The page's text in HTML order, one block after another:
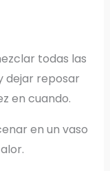
todas las
dejar reposar
en cuando.
en un vaso